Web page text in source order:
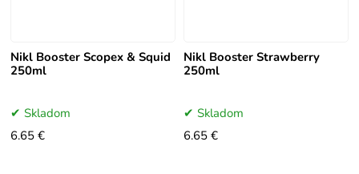
Nikl Booster Scopex & Squid
250ml
Skladom
6.65 €
Nikl Booster Strawberry
250ml
Skladom
6.65 €